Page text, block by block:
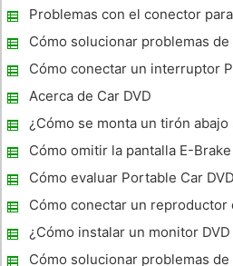
VM9312
Problemas con el conector
P4000DVD a un iPod
Cómo solucionar problemas
monitor del coche
Cómo conectar un interruptor
reproducir DVD
Acerca de Car DVD
¿Cómo se monta un tirón abajo
Cómo omitir la pantalla E-
Dash DVD
Cómo evaluar Portable Car DVD
Cómo conectar un reproductor
Coches
¿Cómo instalar un monitor
Cómo solucionar problemas de